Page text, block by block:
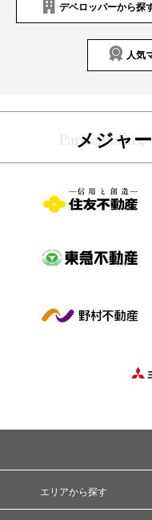
デベロッパーから探
人気
メジャ
エリアから探す